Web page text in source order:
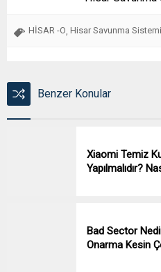
HİSAR -O Hisar Savunma Sistemi
Benzer Konular
Xiaomi Temiz
Yapılmalıdır?
Bad Sector
Onarma Kesin